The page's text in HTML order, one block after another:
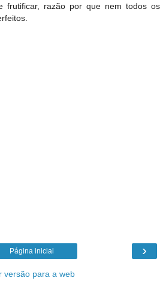
frutificar, razão por que nem todos os
›
Página inicial
versão para a web